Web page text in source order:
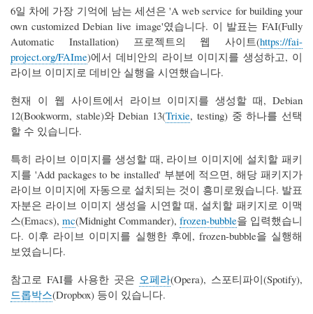
6일 차에 가장 기억에 남는 세션은 'A web service for building your
own customized Debian live image'였습니다. 이 발표는 FAI(Fully
Automatic Installation) 프로젝트의 웹 사이트(https://fai-
project.org/FAIme)에서 데비안의 라이브 이미지를 생성하고, 이
라이브 이미지로 데비안 실행을 시연했습니다.
현재 이 웹 사이트에서 라이브 이미지를 생성할 때, Debian
12(Bookworm, stable)와 Debian 13(Trixie, testing) 중 하나를 선택
할 수 있습니다.
특히 라이브 이미지를 생성할 때, 라이브 이미지에 설치할 패키
지를 'Add packages to be installed' 부분에 적으면, 해당 패키지가
라이브 이미지에 자동으로 설치되는 것이 흥미로웠습니다. 발표
자분은 라이브 이미지 생성을 시연할 때, 설치할 패키지로 이맥
스(Emacs), mc(Midnight Commander), frozen-bubble을 입력했습니
다. 이후 라이브 이미지를 실행한 후에, frozen-bubble을 실행해
보였습니다.
참고로 FAI를 사용한 곳은 오페라(Opera), 스포티파이(Spotify),
드롭박스(Dropbox) 등이 있습니다.